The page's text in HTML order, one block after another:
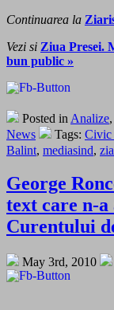
Continuarea la
Vezi si Ziua Presei.
bun public »
Posted in Analize,
News
Tags: Civic
Balint, mediasind,
George
text care n-
Curentului
May 3rd, 2010